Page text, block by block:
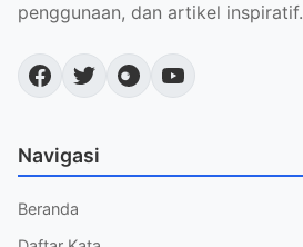
penggunaan, dan artikel inspiratif.
Navigasi
Beranda